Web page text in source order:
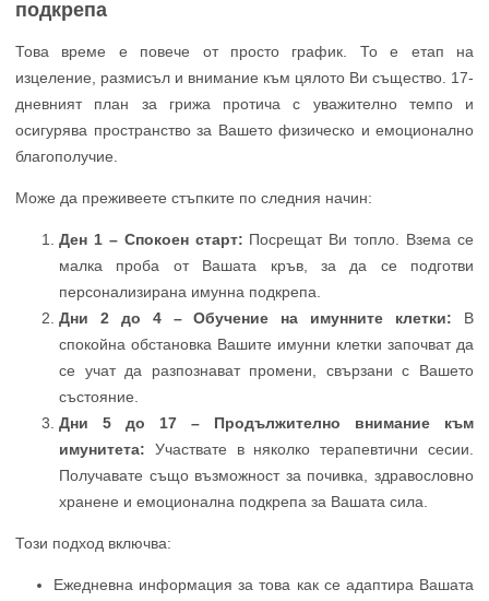
подкрепа
Това време е повече от просто график. То е етап на
изцеление, размисъл и внимание към цялото Ви същество. 17-
дневният план за грижа протича с уважително темпо и
осигурява пространство за Вашето физическо и емоционално
благополучие.
Може да преживеете стъпките по следния начин:
Ден 1 – Спокоен старт: Посрещат Ви топло. Взема се
малка проба от Вашата кръв, за да се подготви
персонализирана имунна подкрепа.
Дни 2 до 4 – Обучение на имунните клетки: В
спокойна обстановка Вашите имунни клетки започват да
се учат да разпознават промени, свързани с Вашето
състояние.
Дни 5 до 17 – Продължително внимание към
имунитета: Участвате в няколко терапевтични сесии.
Получавате също възможност за почивка, здравословно
хранене и емоционална подкрепа за Вашата сила.
Този подход включва:
Ежедневна информация за това как се адаптира Вашата